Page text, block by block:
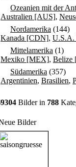
Ozeanien mit der
Australien [AUS],
Nordamerika (144)
Kanada [CDN], U.S.A.
Mittelamerika (1)
Mexiko [MEX], Belize
Südamerika (357)
Argentinien, Brasilien,
Bilder in 788
Bilder